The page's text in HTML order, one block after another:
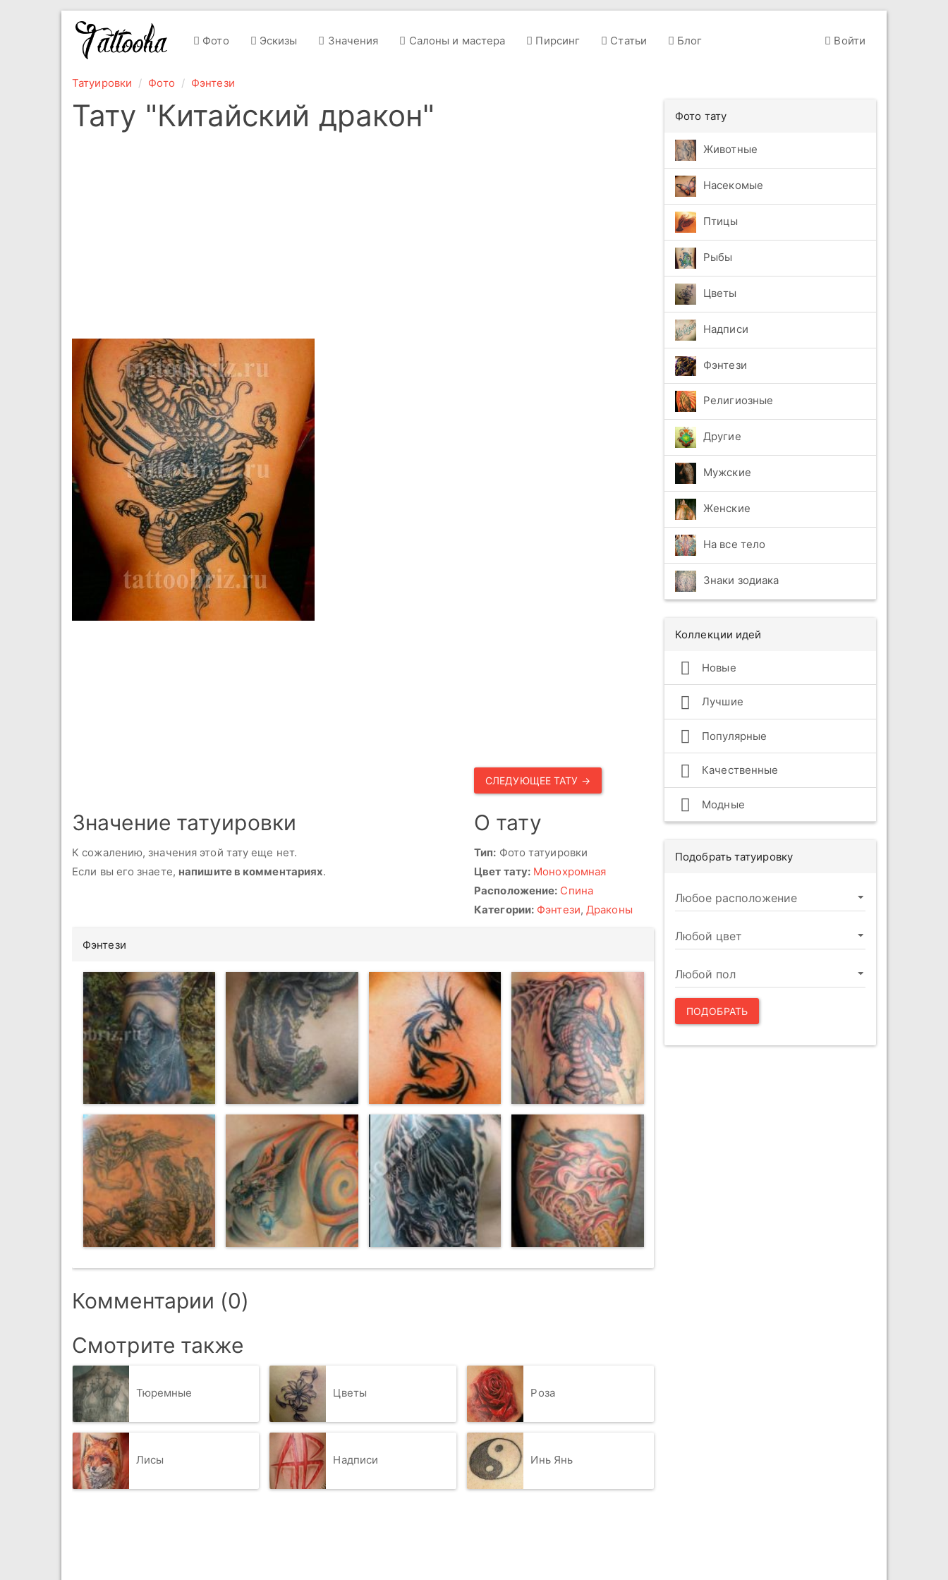
Фото Эскизы Значения Салоны и мастера Пирсинг Статьи Блог Войти
Татуировки Фото Фэнтези
Тату "Китайский дракон"
СЛЕДУЮЩЕЕ ТАТУ →
Значение татуировки
К сожалению, значения этой тату еще нет.
Если вы его знаете, напишите в комментариях.
О тату
Тип: Фото татуировки
Цвет тату: Монохромная
Расположение: Спина
Категории: Фэнтези,Драконы
Фэнтези
Комментарии (0)
Смотрите также
Тюремные Цветы Роза
Лисы Надписи Инь Янь
Фото тату
Животные
Насекомые
Птицы
Рыбы
Цветы
Надписи
Фэнтези
Религиозные
Другие
Мужские
Женские
На все тело
Знаки зодиака
Коллекции идей
Новые
Лучшие
Популярные
Качественные
Модные
Подобрать татуировку
ПОДОБРАТЬ